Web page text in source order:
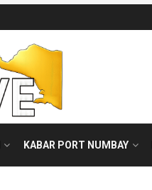
KABAR PORT NUMBAY